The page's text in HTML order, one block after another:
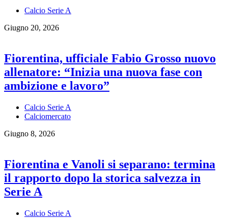
Calcio Serie A
Giugno 20, 2026
Fiorentina, ufficiale Fabio Grosso nuovo
allenatore: “Inizia una nuova fase con
ambizione e lavoro”
Calcio Serie A
Calciomercato
Giugno 8, 2026
Fiorentina e Vanoli si separano: termina
il rapporto dopo la storica salvezza in
Serie A
Calcio Serie A